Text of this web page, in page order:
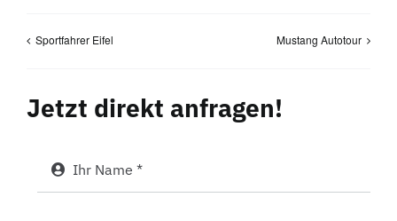
Sportfahrer Eifel Mustang Autotour
Jetzt direkt anfragen!